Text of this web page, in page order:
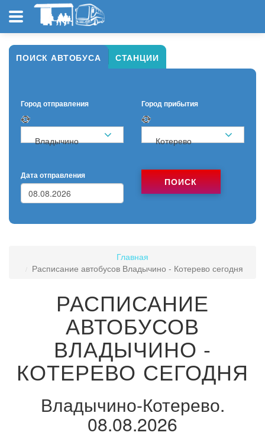
ПОИСК АВТОБУСА СТАНЦИИ
Город отправления
Владычино
Город прибытия
Котерево
Дата отправления
ПОИСК
Главная
Расписание автобусов Владычино - Котерево сегодня
РАСПИСАНИЕ
АВТОБУСОВ
ВЛАДЫЧИНО -
КОТЕРЕВО СЕГОДНЯ
Владычино-Котерево.
08.08.2026